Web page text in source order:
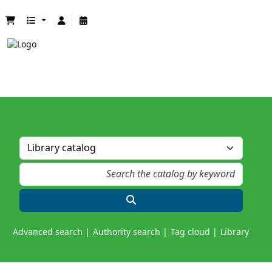
Advanced search Authority search Tag cloud Library